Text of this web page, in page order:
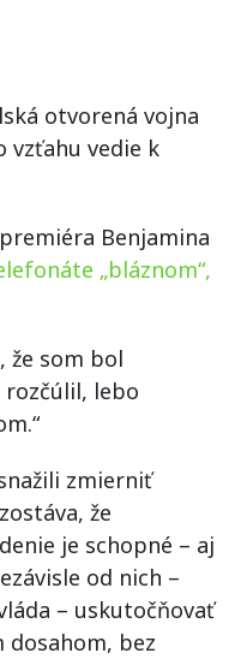
otvorená vojna
vedie k
Benjamina
„bláznom“,
že som bol
rozčúlil, lebo
zmierniť
že
je schopné – aj
od nich –
– uskutočňovať
dosahom, bez